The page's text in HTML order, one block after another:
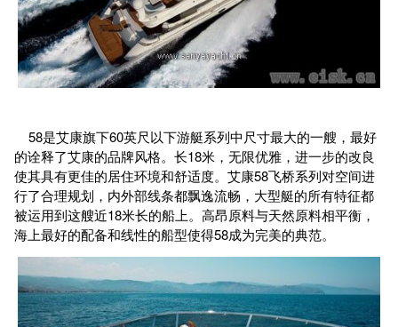
58是艾康旗下60英尺以下游艇系列中尺寸最大的一艘，最好
的诠释了艾康的品牌风格。长18米，无限优雅，进一步的改良
使其具有更佳的居住环境和舒适度。艾康58飞桥系列对空间进
行了合理规划，内外部线条都飘逸流畅，大型艇的所有特征都
被运用到这艘近18米长的船上。高昂原料与天然原料相平衡，
海上最好的配备和线性的船型使得58成为完美的典范。